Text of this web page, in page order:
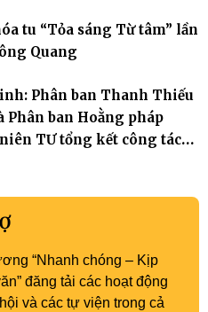
tu “Tỏa sáng Từ tâm” lần
Quang
Phân ban Thanh Thiếu
Phân ban Hoằng pháp
TƯ tổng kết công tác
“Nhanh chóng – Kịp
đăng tải các hoạt động
và các tự viện trong cả